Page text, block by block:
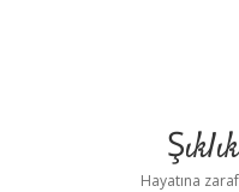
Hayatına